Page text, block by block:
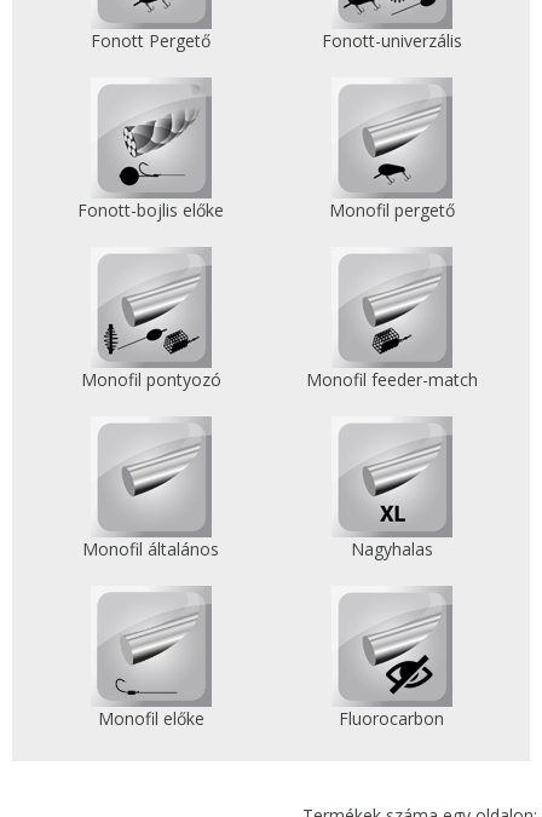
Fonott Pergető Fonott-univerzális
Fonott-bojlis előke Monofil pergető
Monofil pontyozó Monofil feeder-match
Monofil általános Nagyhalas
Monofil előke Fluorocarbon